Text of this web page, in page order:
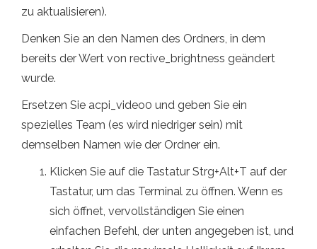
zu aktualisieren).
Denken Sie an den Namen des Ordners, in dem
bereits der Wert von rective_brightness geändert
wurde.
Ersetzen Sie acpi_video0 und geben Sie ein
spezielles Team (es wird niedriger sein) mit
demselben Namen wie der Ordner ein.
Klicken Sie auf die Tastatur Strg+Alt+T auf der
Tastatur, um das Terminal zu öffnen. Wenn es
sich öffnet, vervollständigen Sie einen
einfachen Befehl, der unten angegeben ist, und